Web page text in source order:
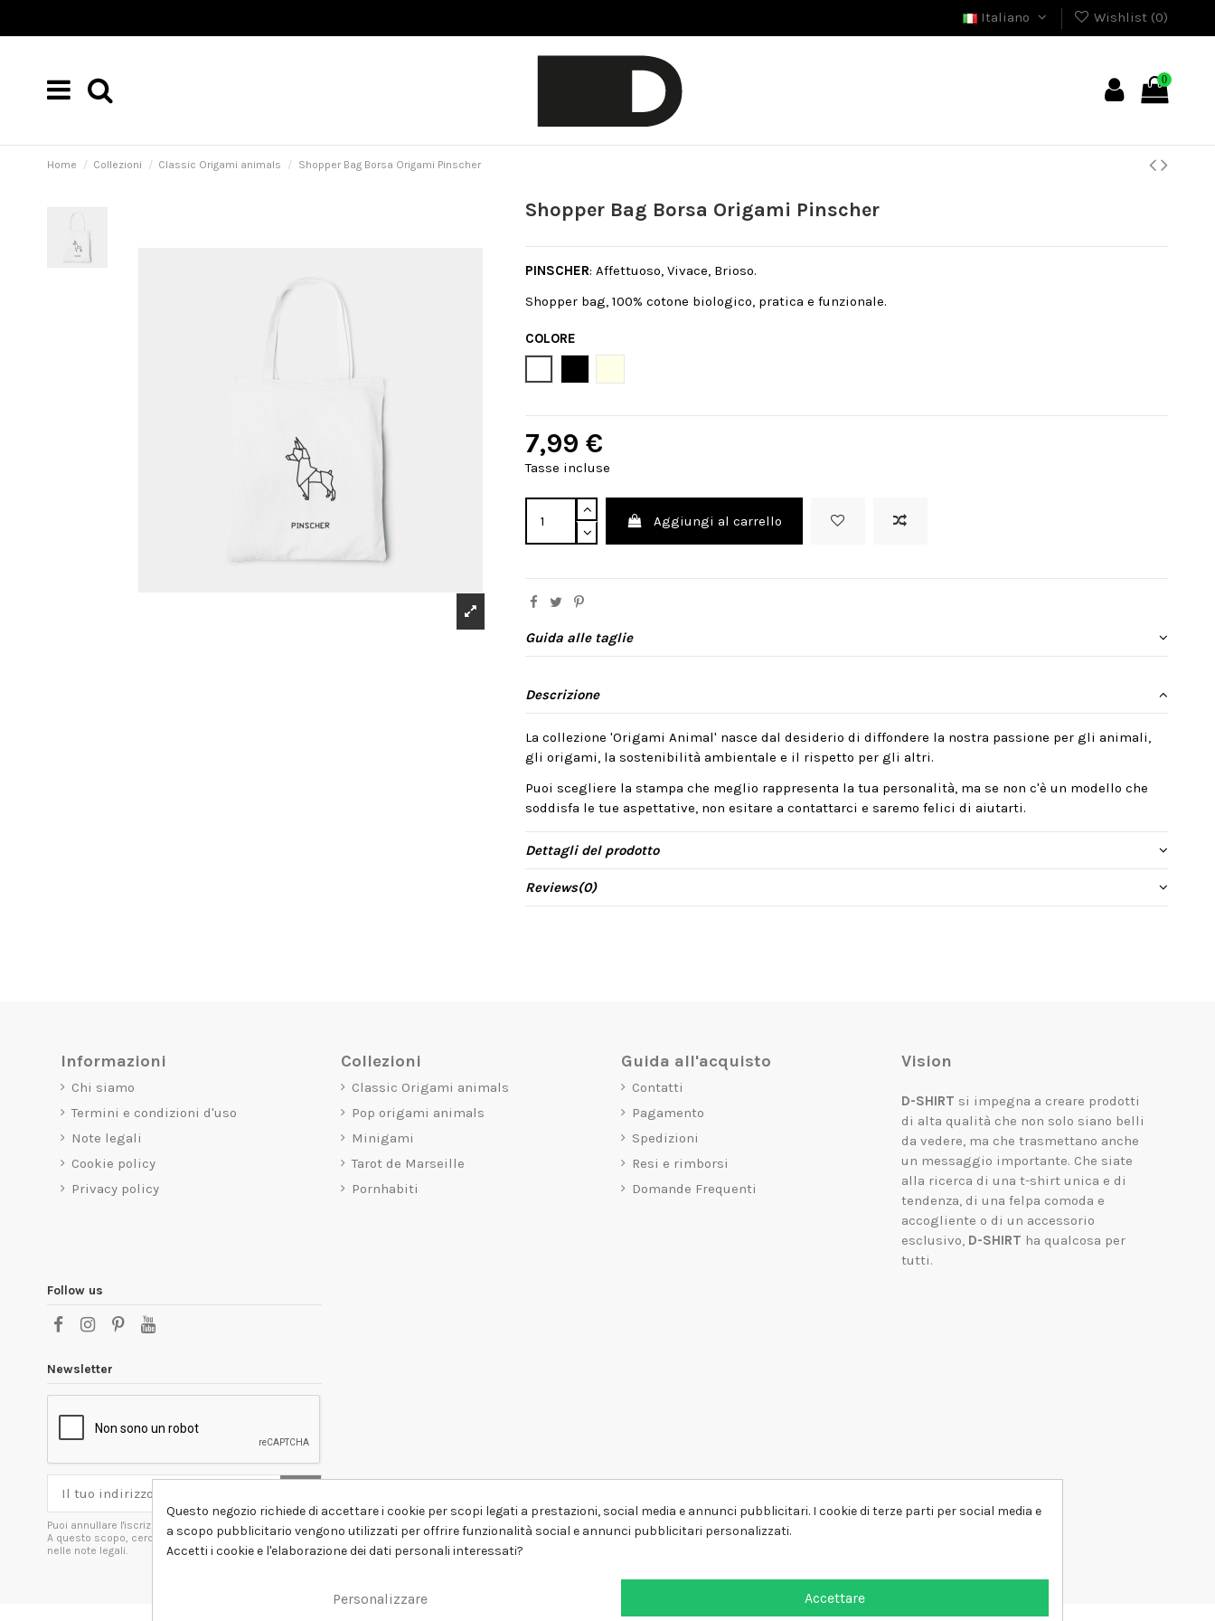
Italiano Wishlist (0)
0
Home Collezioni Classic Origami animals Shopper Bag Borsa Origami Pinscher
Shopper Bag Borsa Origami Pinscher
PINSCHER: Affettuoso, Vivace, Brioso.
Shopper bag, 100% cotone biologico, pratica e funzionale.
COLORE
7,99 €
Tasse incluse
Aggiungi al carrello
Guida alle taglie
Descrizione
La collezione 'Origami Animal' nasce dal desiderio di diffondere la nostra passione per gli animali,
gli origami, la sostenibilità ambientale e il rispetto per gli altri.
Puoi scegliere la stampa che meglio rappresenta la tua personalità, ma se non c'è un modello che
soddisfa le tue aspettative, non esitare a contattarci e saremo felici di aiutarti.
Dettagli del prodotto
Reviews(0)
Informazioni
Chi siamo
Termini e condizioni d'uso
Note legali
Cookie policy
Privacy policy
Collezioni
Classic Origami animals
Pop origami animals
Minigami
Tarot de Marseille
Pornhabiti
Guida all'acquisto
Contatti
Pagamento
Spedizioni
Resi e rimborsi
Domande Frequenti
Vision
D-SHIRT si impegna a creare prodotti
di alta qualità che non solo siano belli
da vedere, ma che trasmettano anche
un messaggio importante. Che siate
alla ricerca di una t-shirt unica e di
tendenza, di una felpa comoda e
accogliente o di un accessorio
esclusivo, D-SHIRT ha qualcosa per
tutti.
Follow us
Newsletter
Puoi annullare l'iscrizione in ogni momenti.
A questo scopo, cerca le info di contatto
nelle note legali.
Questo negozio richiede di accettare i cookie per scopi legati a prestazioni, social media e annunci pubblicitari. I cookie di terze parti per social media e
a scopo pubblicitario vengono utilizzati per offrire funzionalità social e annunci pubblicitari personalizzati.
Accetti i cookie e l'elaborazione dei dati personali interessati?
Accettare
Personalizzare